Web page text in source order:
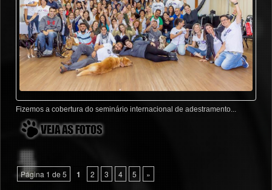
Fizemos a cobertura do seminário internacional de adestramento...
Página 1 de 5 1 2 3 4 5 »